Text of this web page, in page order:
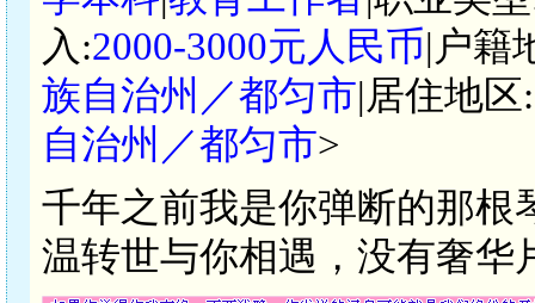
入:2000-3000元人民币|户籍
族自治州／都匀市|居住地区:
自治州／都匀市>
千年之前我是你弹断的那根
温转世与你相遇，没有奢华